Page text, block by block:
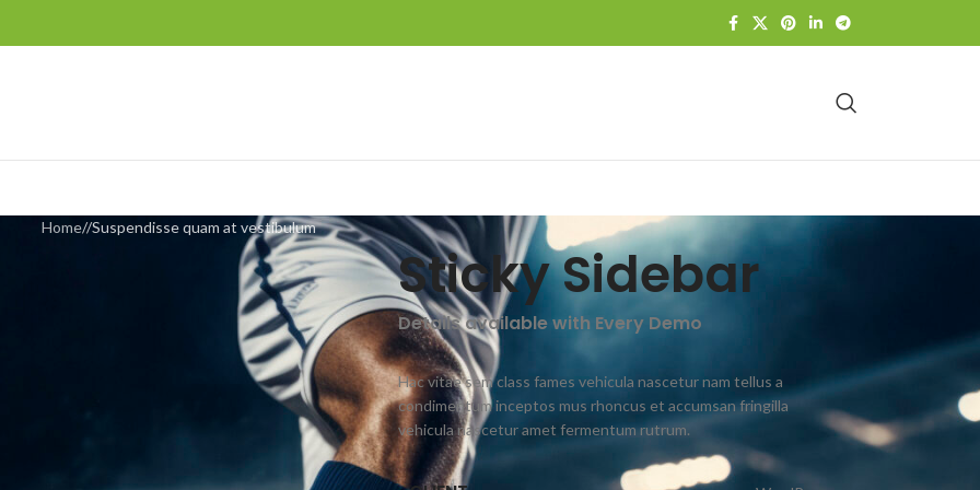
Home Suspendisse quam at vestibulum
Sticky Sidebar
Details available with Every Demo
Hac vitae sem class fames vehicula nascetur nam tellus a
condimentum inceptos mus rhoncus et accumsan fringilla
vehicula nascetur amet fermentum rutrum.